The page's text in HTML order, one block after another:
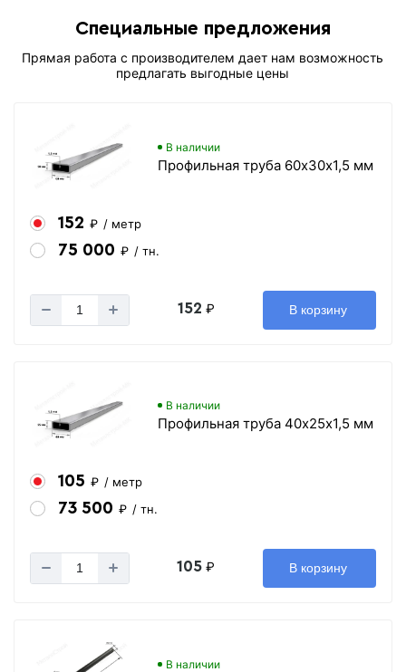
Специальные предложения
Прямая работа с производителем дает нам возможность
предлагать выгодные цены
В наличии
Профильная труба 60х30х1,5 мм
152 ₽ / метр
75 000 ₽ / тн.
152 ₽ В корзину
В наличии
Профильная труба 40х25х1,5 мм
105 ₽ / метр
73 500 ₽ / тн.
105 ₽ В корзину
В наличии